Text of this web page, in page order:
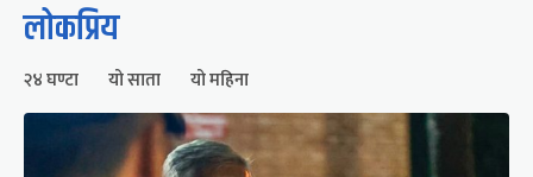
लोकप्रिय
२४ घण्टा यो साता यो महिना